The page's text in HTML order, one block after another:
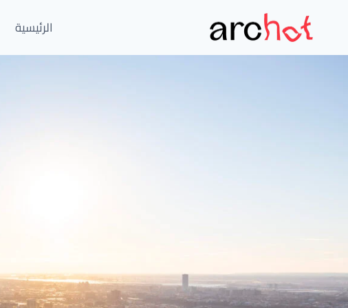
المحتوى
الرئيسية